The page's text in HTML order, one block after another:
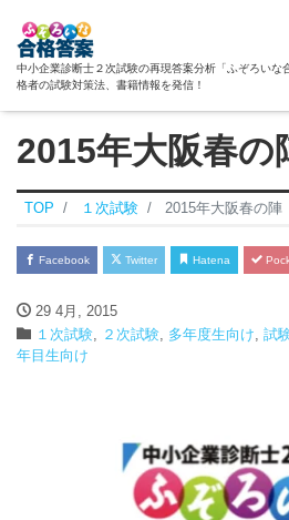
中小企業診断士２次試験の再現答案分析「ふぞろいな
格者の試験対策法、書籍情報を発信！
2015年大阪春の
TOP １次試験 2015年大阪春の陣
Facebook Twitter Hatena
29 4月, 2015
１次試験
２次試験 多年度生向け 試
年目生向け